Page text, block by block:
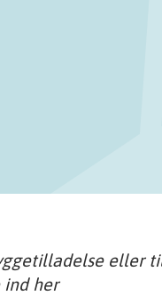
eller
ind her